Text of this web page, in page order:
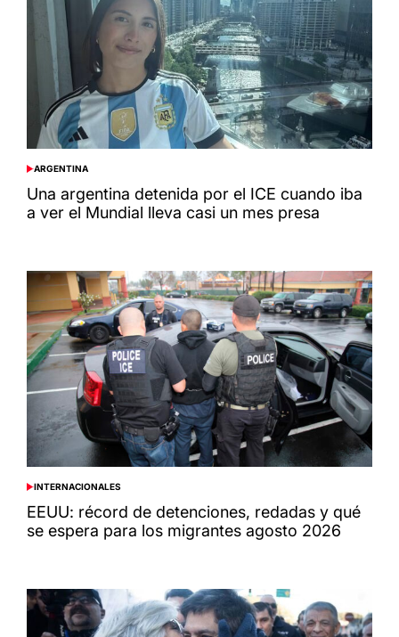
POSTED
IN
ARGENTINA
Una argentina detenida por el ICE cuando iba
a ver el Mundial lleva casi un mes presa
POSTED
IN
INTERNACIONALES
EEUU: récord de detenciones, redadas y qué
se espera para los migrantes agosto 2026